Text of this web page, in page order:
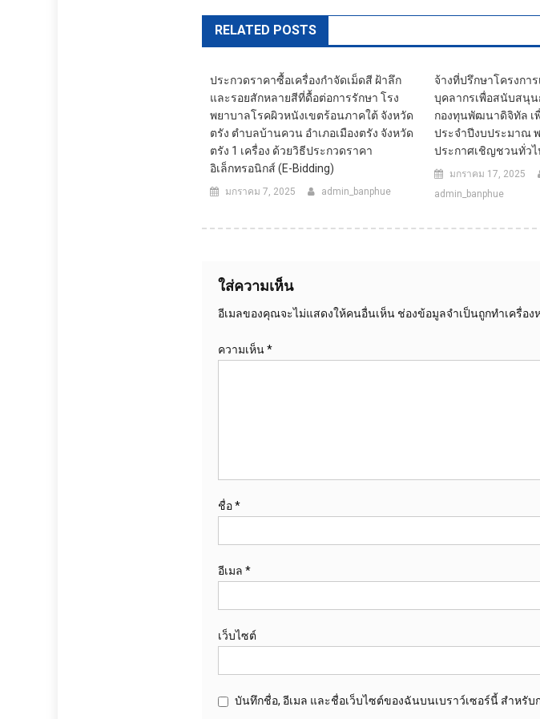
RELATED POSTS
ประกวดราคาซื้อเครื่องกำจัดเม็ดสี ฝ้าลึก
และรอยสักหลายสีที่ดื้อต่อการรักษา โรง
พยาบาลโรคผิวหนังเขตร้อนภาคใต้ จังหวัด
ตรัง ตำบลบ้านควน อำเภอเมืองตรัง จังหวัด
ตรัง 1 เครื่อง ด้วยวิธีประกวดราคา
อิเล็กทรอนิกส์ (e-Bidding)
มกราคม 7, 2025 admin_banphue
จ้างที่ปรึกษาโครงกา
บุคลากรเพื่อสนับสนุ
กองทุนพัฒนาดิจิทัล เ
ประจำปีงบประมาณ
ประกาศเชิญชวนทั่วไ
มกราคม 17, 2025
admin_banphue
ใส่ความเห็น
อีเมลของคุณจะไม่แสดงให้คนอื่นเห็น ช่องข้อมูลจำเป็นถูกทำเครื่อง
ความเห็น*
ชื่อ*
อีเมล *
เว็บไซต์
บันทึกชื่อ, อีเมล และชื่อเว็บไซต์ของฉันบนเบราว์เซอร์นี้ สำหรับ